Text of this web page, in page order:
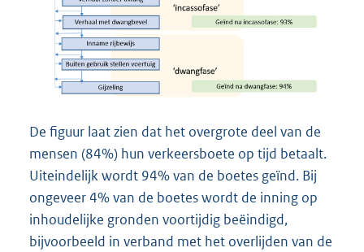
De figuur laat zien dat het overgrote deel van de
mensen (84%) hun verkeersboete op tijd betaalt.
Uiteindelijk wordt 94% van de boetes geïnd. Bij
ongeveer 4% van de boetes wordt de inning op
inhoudelijke gronden voortijdig beëindigd,
bijvoorbeeld in verband met het overlijden van de